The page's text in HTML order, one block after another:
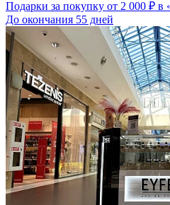
Подарки за покупку от 2 000 ₽ в
До окончания 55 дней